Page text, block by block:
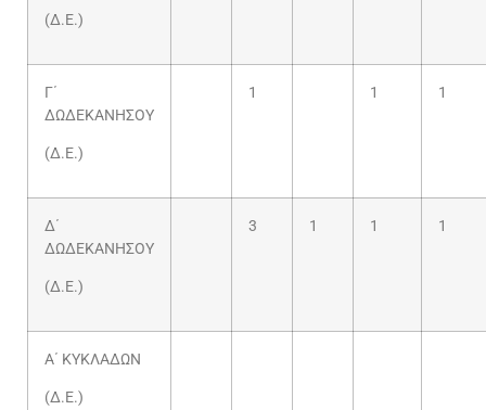
(Δ.Ε.)
Γ΄
ΔΩΔΕΚΑΝΗΣΟΥ
(Δ.Ε.)
1 1 1
Δ΄
ΔΩΔΕΚΑΝΗΣΟΥ
(Δ.Ε.)
3 1 1 1
Α΄ ΚΥΚΛΑΔΩΝ
(Δ.Ε.)